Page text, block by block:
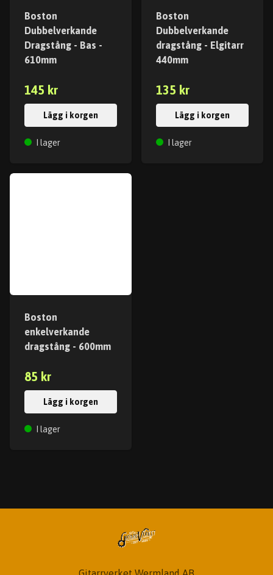
Boston
Dubbelverkande
Dragstång - Bas -
610mm
145 kr
Lägg i korgen
I lager
Boston
Dubbelverkande
dragstång - Elgitarr
440mm
135 kr
Lägg i korgen
I lager
Boston
enkelverkande
dragstång - 600mm
85 kr
Lägg i korgen
I lager